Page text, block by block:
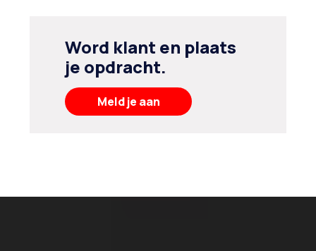
Word klant en plaats
je opdracht.
Meld je aan